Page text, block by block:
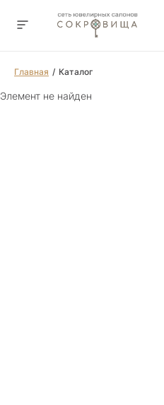
Главная Каталог
Элемент не найден